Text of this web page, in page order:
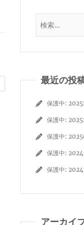
最近の投
保護中:
保護中:
保護中:
保護中:
保護中:
アーカイ